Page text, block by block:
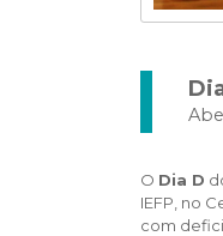
O Dia D
IEFP, no
com